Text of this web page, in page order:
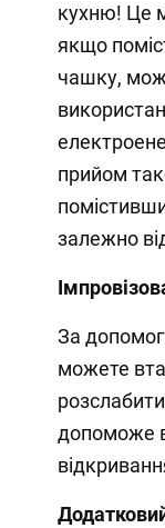
кухню! Це
якщо
чашку,
прийом
залежно
За
можете
допоможе